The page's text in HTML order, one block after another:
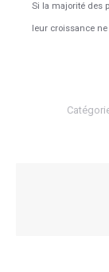
Si la majorité des
leur croissance